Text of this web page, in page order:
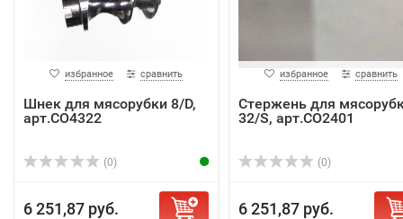
избранное сравнить
Шнек для мясорубки 8/D,
арт.CO4322
(0)
6 251,87 руб.
избранное сравнить
Стержень для
32/S, арт.CO2401
(0)
6 251,87 руб.